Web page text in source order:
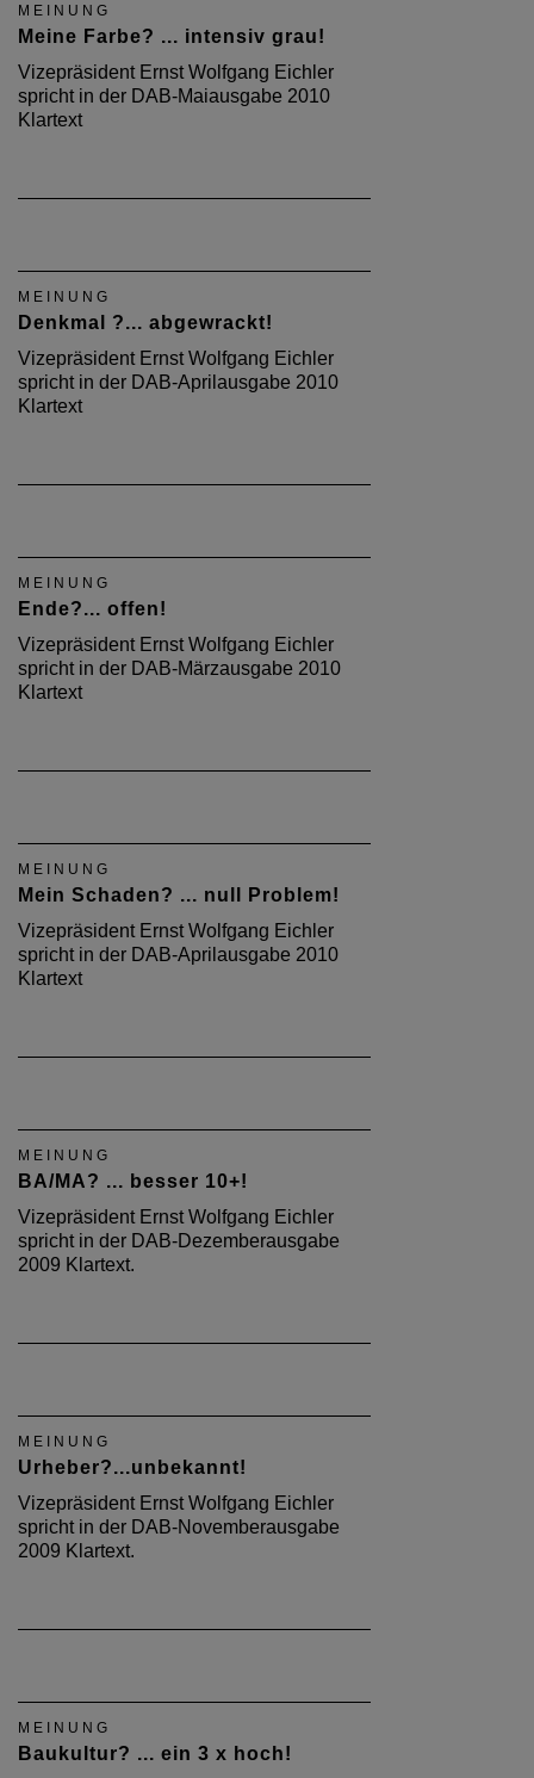
MEINUNG
Meine Farbe? ... intensiv grau!
Vizepräsident Ernst Wolfgang Eichler
spricht in der DAB-Maiausgabe 2010
Klartext
MEINUNG
Denkmal ?... abgewrackt!
Vizepräsident Ernst Wolfgang Eichler
spricht in der DAB-Aprilausgabe 2010
Klartext
MEINUNG
Ende?... offen!
Vizepräsident Ernst Wolfgang Eichler
spricht in der DAB-Märzausgabe 2010
Klartext
MEINUNG
Mein Schaden? ... null Problem!
Vizepräsident Ernst Wolfgang Eichler
spricht in der DAB-Aprilausgabe 2010
Klartext
MEINUNG
BA/MA? ... besser 10+!
Vizepräsident Ernst Wolfgang Eichler
spricht in der DAB-Dezemberausgabe
2009 Klartext.
MEINUNG
Urheber?...unbekannt!
Vizepräsident Ernst Wolfgang Eichler
spricht in der DAB-Novemberausgabe
2009 Klartext.
MEINUNG
Baukultur? ... ein 3 x hoch!